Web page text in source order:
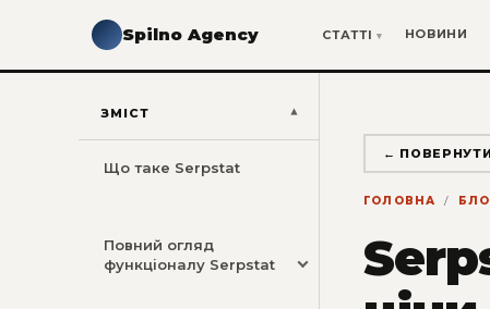
Spilno Agency СТАТТІ НОВИНИ
ЗМІСТ
Що таке Serpstat
Повний огляд
функціоналу Serpstat
←
ГОЛОВНА